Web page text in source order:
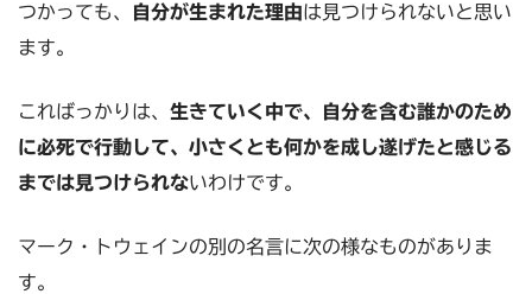
つかっても、
自分が生まれた理由は見つけられないと思い
ます。
こればっかりは、 生きていく中で、自分を含む誰かのため
に必死で行動して、小さくとも何かを成し遂げたと感じる
までは見つけられないわけです。
マーク・トウェインの別の名言に次の様なものがありま
す。